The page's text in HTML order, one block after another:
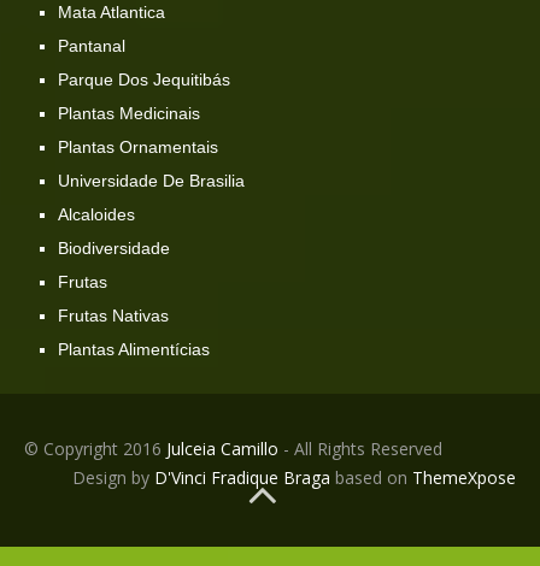
Mata Atlantica
Pantanal
Parque Dos Jequitibás
Plantas Medicinais
Plantas Ornamentais
Universidade De Brasilia
Alcaloides
Biodiversidade
Frutas
Frutas Nativas
Plantas Alimentícias
© Copyright 2016 Julceia Camillo - All Rights Reserved
Design by D'Vinci Fradique Braga based on ThemeXpose
BACK TO TOP